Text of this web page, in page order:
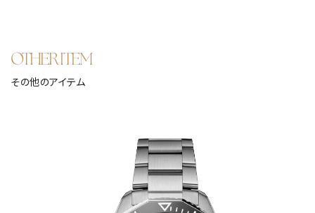
OTHER ITEM
その他のアイテム